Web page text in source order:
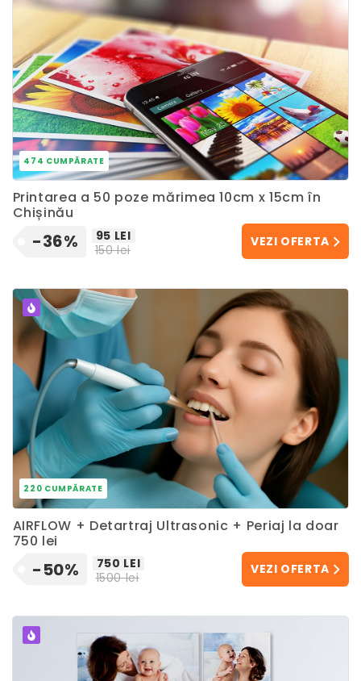
474 CUMPĂRATE
Printarea a 50 poze mărimea 10cm x 15cm în
Chișinău
-36%
95 LEI
150 lei
VEZI OFERTA
POPULAR
220 CUMPĂRATE
AIRFLOW + Detartraj Ultrasonic + Periaj la doar
750 lei
-50%
750 LEI
1500 lei
VEZI OFERTA